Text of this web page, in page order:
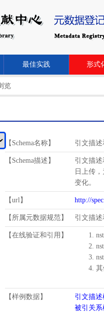
最佳实践 形式
览
【Schema名称】 引文描述
【Schema描述】
引文描述
日上传
变化。
【url】 http://
【所属元数据规范】 引文描
【在线验证和引用】
1.
2.
3.
4.
【样例数据】
引文描
被引关